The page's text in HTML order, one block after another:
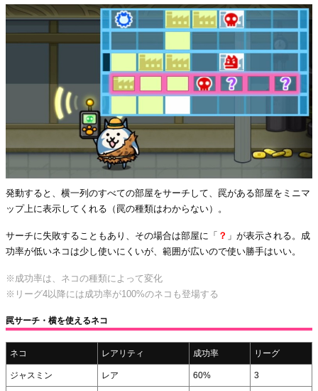
発動すると、横一列のすべての部屋をサーチして、罠がある部屋をミニマ
ップ上に表示してくれる（罠の種類はわからない）。
サーチに失敗することもあり、その場合は部屋に「 ？ 」が表示される。成
功率が低いネコは少し使いにくいが、範囲が広いので使い勝手はいい。
※成功率は、ネコの種類によって変化
※リーグ4以降には成功率が100%のネコも登場する
罠サーチ・横を使えるネコ
ネコ レアリティ 成功率 リーグ
ジャスミン レア 60% 3